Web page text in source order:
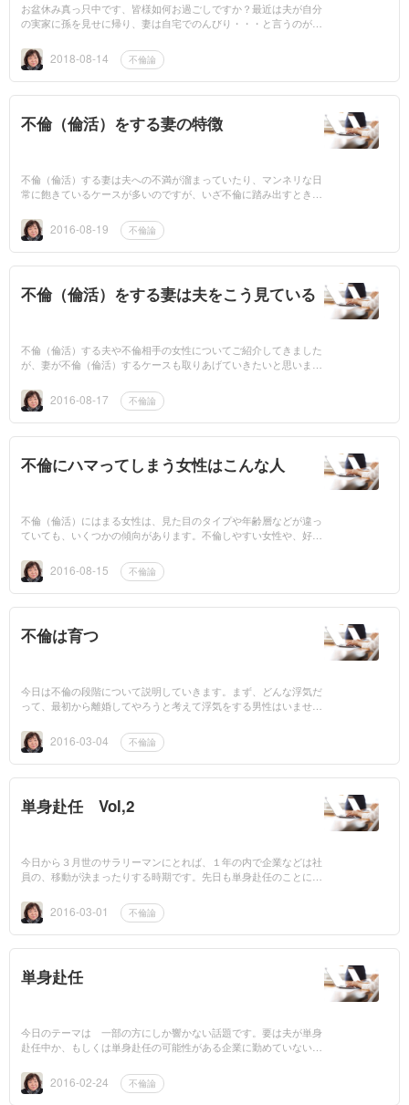
お盆休み真っ只中です、皆様如何お過ごしですか？最近は夫が自分
の実家に孫を見せに帰り、妻は自宅でのんびり・・・と言うのが増
ぞれが帰り、互...
2018-08-14 不倫論
不倫（倫活）をする妻の特徴
不倫（倫活）する妻は夫への不満が溜まっていたり、マンネリな日
常に飽きているケースが多いのですが、いざ不倫に踏み出すときに
を後押しする...
2016-08-19 不倫論
不倫（倫活）をする妻は夫をこう見ている
不倫（倫活）する夫や不倫相手の女性についてご紹介してきました
が、妻が不倫（倫活）するケースも取りあげていきたいと思いま
ているのかを、...
2016-08-17 不倫論
不倫にハマってしまう女性はこんな人
不倫（倫活）にはまる女性は、見た目のタイプや年齢層などが違っ
ていても、いくつかの傾向があります。不倫しやすい女性や、好ん
の女性は不倫にハ...
2016-08-15 不倫論
不倫は育つ
今日は不倫の段階について説明していきます。まず、どんな浮気だ
って、最初から離婚してやろうと考えて浮気をする男性はいませ
とは思っていま...
2016-03-04 不倫論
単身赴任 Vol,2
今日から３月世のサラリーマンにとれば、１年の内で企業などは社
員の、移動が決まったりする時期です。先日も単身赴任のことにつ
うです。そ...2016-03-01 不倫論
単身赴任
今日のテーマは 一部の方にしか響かない話題です。要は夫が単身
赴任中か、もしくは単身赴任の可能性がある企業に勤めていない夫
る家庭には、か...
2016-02-24 不倫論